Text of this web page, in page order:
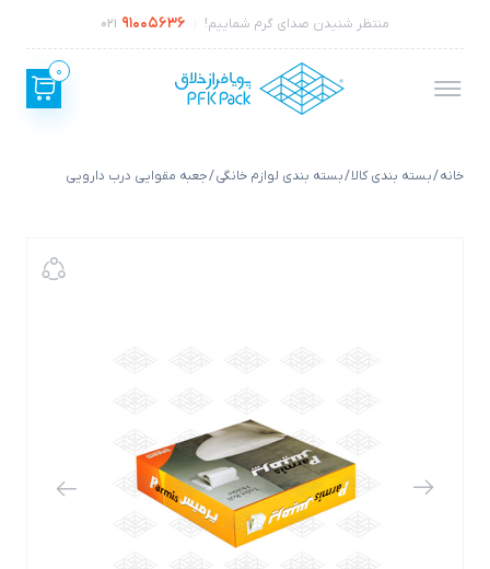
منتظر شنیدن صدای گرم شماییم! 91005636
021
0
خانه/بسته بندی کالا/بسته بندی لوازم خانگی/ جعبه مقوایی درب دارویی